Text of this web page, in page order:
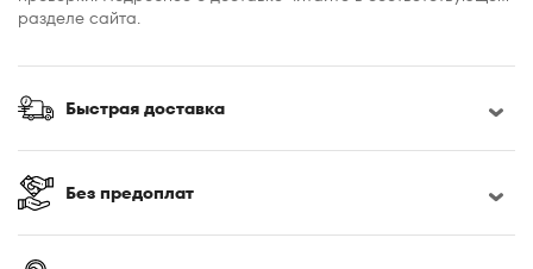
180x195
190x200
195x200
200x180
200x190
разделе сайта.
Быстрая доставка
Без предоплат